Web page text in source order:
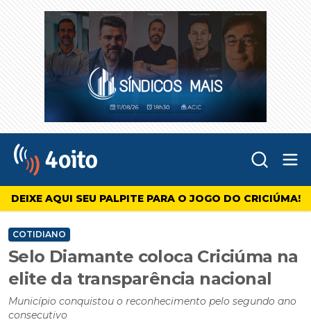
4oito
DEIXE AQUI SEU PALPITE PARA O JOGO DO CRICIÚMA!
COTIDIANO
Selo Diamante coloca Criciúma na
elite da transparência nacional
Município conquistou o reconhecimento pelo segundo ano
consecutivo